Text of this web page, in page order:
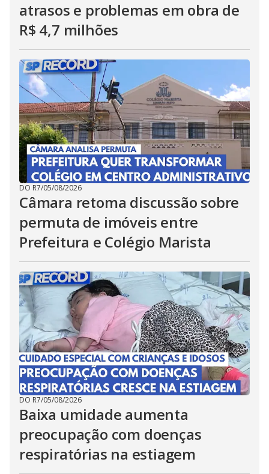
atrasos e problemas em obra de
R$ 4,7 milhões
DO R7/05/08/2026
Câmara retoma discussão sobre
permuta de imóveis entre
Prefeitura e Colégio Marista
DO R7/05/08/2026
Baixa umidade aumenta
preocupação com doenças
respiratórias na estiagem